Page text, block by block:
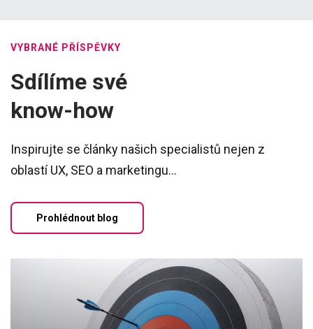
VYBRANÉ PŘÍSPĚVKY
Sdílíme své
know-how
Inspirujte se články našich specialistů nejen z
oblastí UX, SEO a marketingu...
Prohlédnout blog